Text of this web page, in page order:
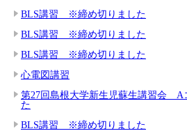
BLS講習 ※締め切りました
BLS講習 ※締め切りました
BLS講習 ※締め切りました
心電図講習
第27回島根大学新生児蘇生講習会
た
BLS講習 ※締め切りました